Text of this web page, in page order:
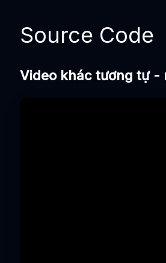
Source Code
Video khác tương tự -